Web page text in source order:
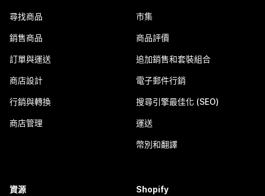
尋找商品
銷售商品
訂單與運送
商店設計
行銷與轉換
商店管理
市集
商品評價
追加銷售和套裝組合
電子郵件行銷
搜尋引擎最佳化 (SEO)
運送
幣別和翻譯
資源 Shopify